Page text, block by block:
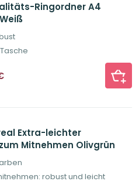
Ringordner A4
Extra-leichter
Mitnehmen Olivgrün
robust und leicht